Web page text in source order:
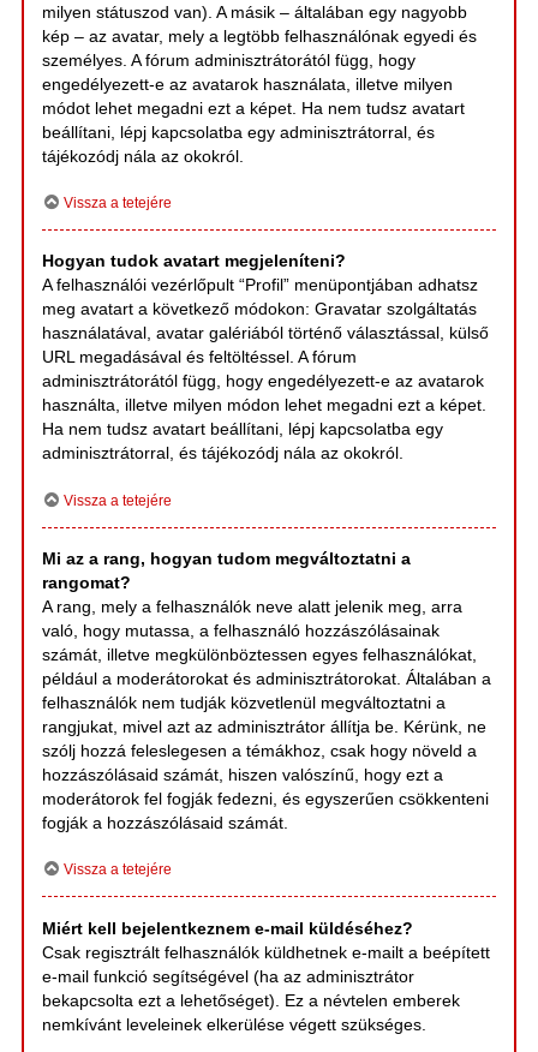
milyen státuszod van). A másik – általában egy nagyobb
kép – az avatar, mely a legtöbb felhasználónak egyedi és
személyes. A fórum adminisztrátorától függ, hogy
engedélyezett-e az avatarok használata, illetve milyen
módot lehet megadni ezt a képet. Ha nem tudsz avatart
beállítani, lépj kapcsolatba egy adminisztrátorral, és
tájékozódj nála az okokról.
Vissza a tetejére
Hogyan tudok avatart megjeleníteni?
A felhasználói vezérlőpult “Profil” menüpontjában adhatsz
meg avatart a következő módokon: Gravatar szolgáltatás
használatával, avatar galériából történő választással, külső
URL megadásával és feltöltéssel. A fórum
adminisztrátorától függ, hogy engedélyezett-e az avatarok
használta, illetve milyen módon lehet megadni ezt a képet.
Ha nem tudsz avatart beállítani, lépj kapcsolatba egy
adminisztrátorral, és tájékozódj nála az okokról.
Vissza a tetejére
Mi az a rang, hogyan tudom megváltoztatni a
rangomat?
A rang, mely a felhasználók neve alatt jelenik meg, arra
való, hogy mutassa, a felhasználó hozzászólásainak
számát, illetve megkülönböztessen egyes felhasználókat,
például a moderátorokat és adminisztrátorokat. Általában a
felhasználók nem tudják közvetlenül megváltoztatni a
rangjukat, mivel azt az adminisztrátor állítja be. Kérünk, ne
szólj hozzá feleslegesen a témákhoz, csak hogy növeld a
hozzászólásaid számát, hiszen valószínű, hogy ezt a
moderátorok fel fogják fedezni, és egyszerűen csökkenteni
fogják a hozzászólásaid számát.
Vissza a tetejére
Miért kell bejelentkeznem e-mail küldéséhez?
Csak regisztrált felhasználók küldhetnek e-mailt a beépített
e-mail funkció segítségével (ha az adminisztrátor
bekapcsolta ezt a lehetőséget). Ez a névtelen emberek
nemkívánt leveleinek elkerülése végett szükséges.